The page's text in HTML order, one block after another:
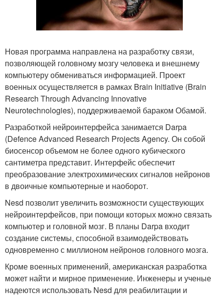
Новая программа направлена на разработку связи,
позволяющей головному мозгу человека и внешнему
компьютеру обмениваться информацией. Проект
военных осуществляется в рамках Brain Initiative (Brain
Research Through Advancing Innovative
Neurotechnologies), поддерживаемой бараком Обамой.
Разработкой нейроинтерфейса занимается Darpa
(Defence Advanced Research Projects Agency. Он собой
биосенсор объемом не более одного кубического
сантиметра представит. Интерфейс обеспечит
преобразование электрохимических сигналов нейронов
в двоичные компьютерные и наоборот.
Nesd позволит увеличить возможности существующих
нейроинтерфейсов, при помощи которых можно связать
компьютер и головной мозг. В планы Darpa входит
создание системы, способной взаимодействовать
одновременно с миллионом нейронов головного мозга.
Кроме военных применений, американская разработка
может найти и мирное применение. Инженеры и ученые
надеются использовать Nesd для реабилитации и